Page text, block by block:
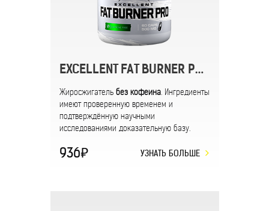
EXCELLENT FAT BURNER PRO (без кофеина)
Жиросжигатель без кофеина. Ингредиенты
имеют проверенную временем и
подтверждённую научными
исследованиями доказательную базу.
936 УЗНАТЬ БОЛЬШЕ